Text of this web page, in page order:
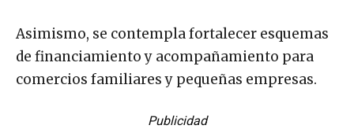
Asimismo, se contempla fortalecer esquemas
de financiamiento y acompañamiento para
comercios familiares y pequeñas empresas.
Publicidad